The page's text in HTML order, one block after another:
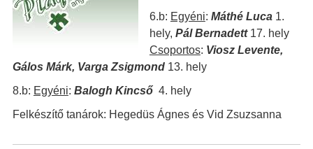
6.b: Egyéni: Máthé Luca1.
hely, Pál Bernadett17. hely
Csoportos: Viosz Levente,
Gálos Márk, Varga Zsigmond13. hely
8.b: Egyéni: Balogh Kincső 4. hely
Felkészítő tanárok: Hegedüs Ágnes és Vid Zsuzsanna